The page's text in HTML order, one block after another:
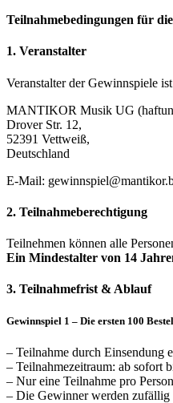
Teilnahmebedingungen für
1. Veranstalter
Veranstalter der Gewinnspiele
MANTIKOR Musik UG
Drover Str. 12,
52391 Vettweiß,
Deutschland
E-Mail:
2. Teilnahmeberechtigung
Teilnehmen können alle
Ein Mindestalter von 14
3. Teilnahmefrist & Ablauf
Gewinnspiel 1 – Die ersten 100
– Teilnahme durch Einsendung
– Teilnahmezeitraum: ab sofort
– Nur eine Teilnahme pro
– Die Gewinner werden zufällig